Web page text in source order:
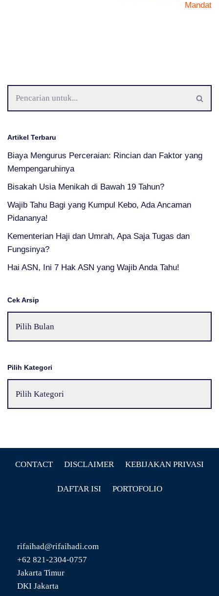
Mandat
Artikel Terbaru
Biaya Mengurus Perceraian: Rincian dan Faktor yang
Mempengaruhinya
Bisakah Usia Menikah di Bawah 19 Tahun?
Wajib Tahu Bagi yang Kumpul Kebo, Ada Ancaman
Pidananya!
Kementerian Haji dan Umrah, Apa Saja Tugas dan
Fungsinya?
Hai ASN, Ini 7 Hak ASN yang Wajib Anda Tahu!
Cek Arsip
Pilih Kategori
CONTACT DISCLAIMER KEBIJAKAN PRIVASI
DAFTAR ISI PORTOFOLIO
rifaihad@rifaihadi.com
+62 821-2304-0757
Jakarta Timur
DKI Jakarta